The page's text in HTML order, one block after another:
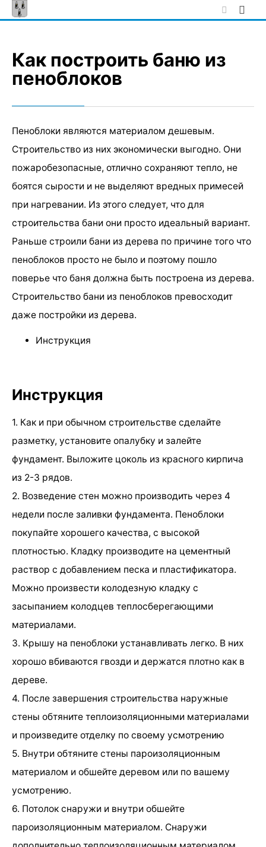
Skip
to
Как построить баню из
пеноблоков
Пеноблоки являются материалом дешевым.
Строительство из них экономически выгодно. Они
пожаробезопасные, отлично сохраняют тепло, не
боятся сырости и не выделяют вредных примесей
при нагревании. Из этого следует, что для
строительства бани они просто идеальный вариант.
Раньше строили бани из дерева по причине того что
пеноблоков просто не было и поэтому пошло
поверье что баня должна быть построена из дерева.
Строительство бани из пеноблоков превосходит
даже постройки из дерева.
Инструкция
Инструкция
1. Как и при обычном строительстве сделайте
разметку, установите опалубку и залейте
фундамент. Выложите цоколь из красного кирпича
из 2-3 рядов.
2. Возведение стен можно производить через 4
недели после заливки фундамента. Пеноблоки
покупайте хорошего качества, с высокой
плотностью. Кладку производите на цементный
раствор с добавлением песка и пластификатора.
Можно произвести колодезную кладку с
засыпанием колодцев теплосберегающими
материалами.
3. Крышу на пеноблоки устанавливать легко. В них
хорошо вбиваются гвозди и держатся плотно как в
дереве.
4. После завершения строительства наружные
стены обтяните теплоизоляционными материалами
и произведите отделку по своему усмотрению
5. Внутри обтяните стены пароизоляционным
материалом и обшейте деревом или по вашему
усмотрению.
6. Потолок снаружи и внутри обшейте
пароизоляционным материалом. Снаружи